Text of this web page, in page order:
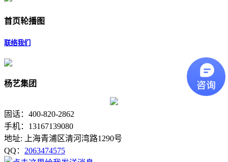
首页轮播图
联络我们
杨艺集团
固话：400-820-2862
手机：13167139080
地址: 上海青浦区清河湾路1290号
QQ： 2063474575